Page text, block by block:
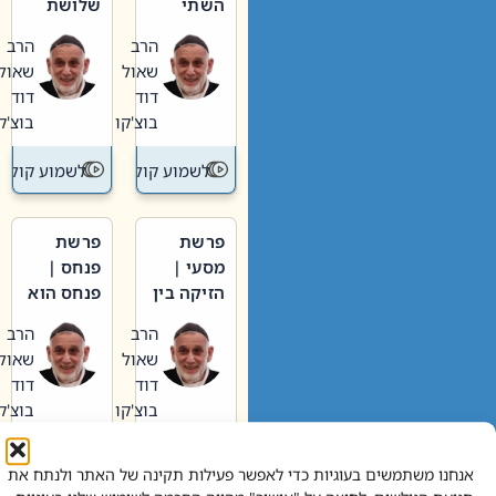
אנחנו משתמשים בעוגיות כדי לאפשר פעילות תקינה של האתר ולנתח את
וערב של
חיינו
הרב
שאול
דוד
בוצ'קו
לשמוע קול תורה – מדרש
האבות
הרב
שאול
דוד
בוצ'קו
לשמוע קול
פרשת
מסעי |
הזיקה בין
הגדול לעם הרב
שאול
דוד
בוצ'קו
לשמוע קול תורה – מדרש
פרשת
פנחס |
פנחס הוא
אליהו: בין
קנאות
הורסת
לקנאות
בונה
הרב
שאול
דוד
בוצ'קו
לשמוע קול